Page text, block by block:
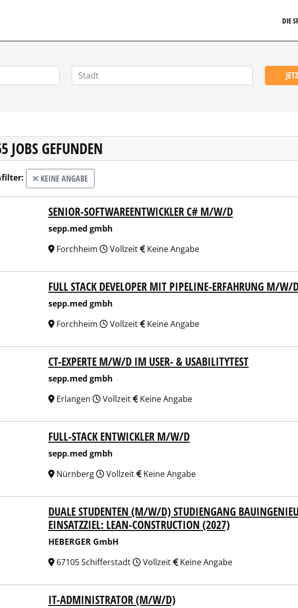
DIE
JOBS GEFUNDEN
KEINE ANGABE
SENIOR-SOFTWAREENTWICKLER C# M/W/D
sepp.med gmbh
Forchheim
Vollzeit Keine Angabe
FULL STACK DEVELOPER MIT PIPELINE-ERFAHRUNG M/W/
sepp.med gmbh
Forchheim
Vollzeit Keine Angabe
CT-EXPERTE M/W/D IM USER- & USABILITYTEST
sepp.med gmbh
Erlangen
Vollzeit Keine Angabe
FULL-STACK ENTWICKLER M/W/D
sepp.med gmbh
Nürnberg
Vollzeit Keine Angabe
GmbHDUALE STUDENTEN (M/W/D) STUDIENGANG
EINSATZZIEL: LEAN-CONSTRUCTION (2027)
HEBERGER GmbH
67105 Schifferstadt
Vollzeit Keine Angabe
M+M AG
IT-ADMINISTRATOR (M/W/D)